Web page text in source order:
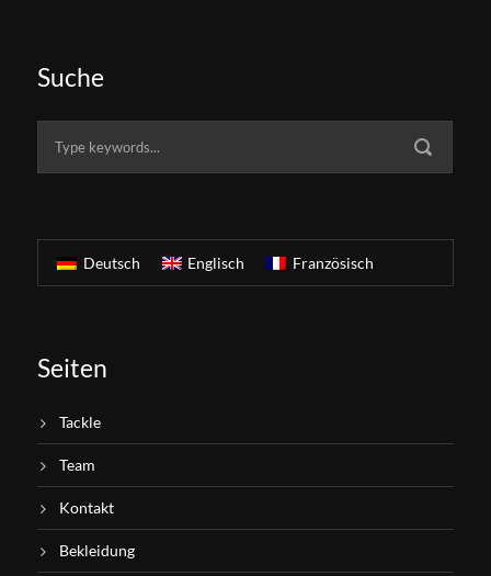
Suche
Deutsch Englisch Französisch
Seiten
Tackle
Team
Kontakt
Bekleidung